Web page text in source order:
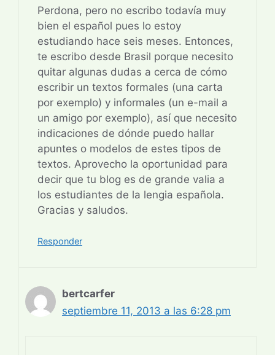
Perdona, pero no escribo todavía muy
bien el español pues lo estoy
estudiando hace seis meses. Entonces,
te escribo desde Brasil porque necesito
quitar algunas dudas a cerca de cómo
escribir un textos formales (una carta
por exemplo) y informales (un e-mail a
un amigo por exemplo), así que necesito
indicaciones de dónde puedo hallar
apuntes o modelos de estes tipos de
textos. Aprovecho la oportunidad para
decir que tu blog es de grande valia a
los estudiantes de la lengia española.
Gracias y saludos.
Responder
bertcarfer
septiembre 11, 2013 a las 6:28 pm